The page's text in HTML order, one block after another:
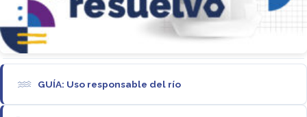
GUÍA: Uso responsable del río